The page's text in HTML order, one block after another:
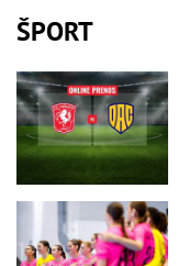
ŠPORT